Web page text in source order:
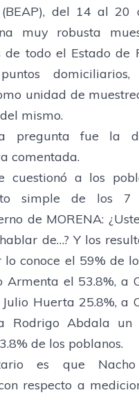
(BEAP), del 14 al 20
muy robusta
de todo el Estado de
domiciliarios,
unidad de
mismo.
pregunta fue la
comentada.
cuestionó a los
simple de los 7
de MORENA:
de…? Y los
conoce el 59% de
Armenta el 53.8%, a
Huerta 25.8%, a
Rodrigo Abdala
de los poblanos.
es que
respecto a